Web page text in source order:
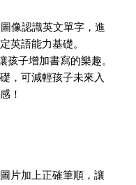
像認識英文單字，進
英語能力基礎。
孩子增加書寫的樂趣。
，可減輕孩子未來入
！
片加上正確筆順，讓